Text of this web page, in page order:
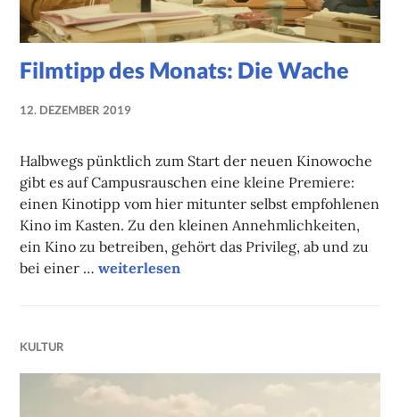
Filmtipp des Monats: Die Wache
12. DEZEMBER 2019
Halbwegs pünktlich zum Start der neuen Kinowoche
gibt es auf Campusrauschen eine kleine Premiere:
einen Kinotipp vom hier mitunter selbst empfohlenen
Kino im Kasten. Zu den kleinen Annehmlichkeiten,
ein Kino zu betreiben, gehört das Privileg, ab und zu
bei einer …Filmtipp des Monats: Die Wache
weiterlesen
KULTUR